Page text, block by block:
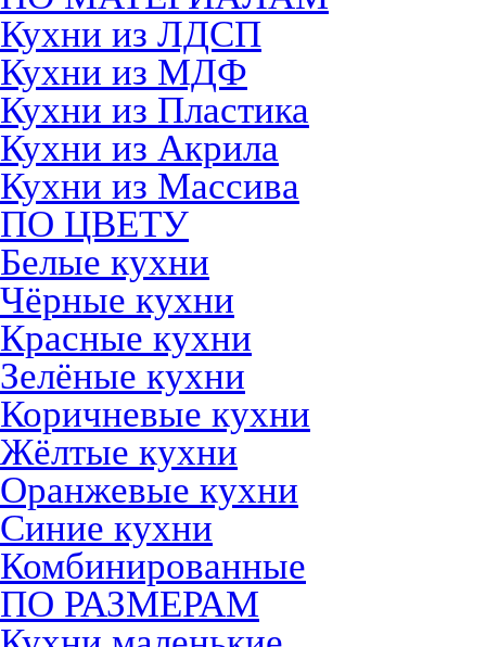
Кухни из ЛДСП
Кухни из МДФ
Кухни из Пластика
Кухни из Акрила
Кухни из Массива
ПО ЦВЕТУ
Белые кухни
Чёрные кухни
Красные кухни
Зелёные кухни
Коричневые кухни
Жёлтые кухни
Оранжевые кухни
Синие кухни
Комбинированные
ПО РАЗМЕРАМ